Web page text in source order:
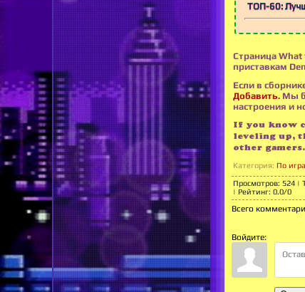
ТОП-60:
Страница What
приставкам
Если в
Добавить. Мы
настроения и
If you know
leveling up,
other
Категория: По
Просмотров: 524 |
| Рейтинг: 0.0/0
Всего
Войдите: